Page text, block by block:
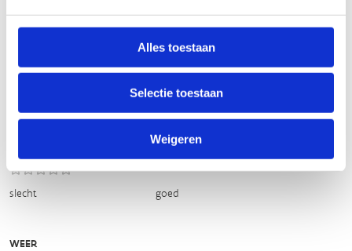
Alles toestaan
Selectie toestaan
Weigeren
goed
TIP:ontbrekende signalisatie kan je melden via het
STAAT VAN PARCOURS(ONDERGROND, BEGROEIING, ONDERHOUD)
slecht goed
WEER